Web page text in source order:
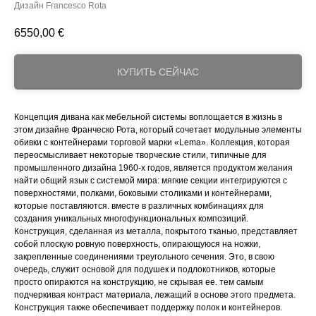
Дизайн Francesco Rota
6550,00 €
КУПИТЬ СЕЙЧАС
Концепция дивана как мебельной системы воплощается в жизнь в
этом дизайне Франческо Рота, который сочетает модульные элементы
обивки с контейнерами торговой марки «Lema». Коллекция, которая
переосмысливает некоторые творческие стили, типичные для
промышленного дизайна 1960-х годов, является продуктом желания
найти общий язык с системой мира: мягкие секции интегрируются с
поверхностями, полками, боковыми столиками и контейнерами,
которые поставляются. вместе в различных комбинациях для
создания уникальных многофункциональных композиций.
Конструкция, сделанная из металла, покрытого тканью, представляет
собой плоскую ровную поверхность, опирающуюся на ножки,
закрепленные соединениями треугольного сечения. Это, в свою
очередь, служит основой для подушек и подлокотников, которые
просто опираются на конструкцию, не скрывая ее. тем самым
подчеркивая контраст материала, лежащий в основе этого предмета.
Конструкция также обеспечивает поддержку полок и контейнеров.